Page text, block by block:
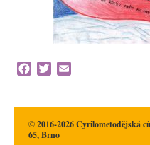
Facebook
Twitter
© 2016-2026 Cyrilometodějská
65, Brno